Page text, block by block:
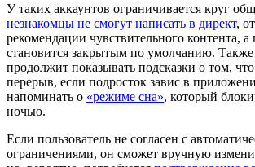
У таких аккаунтов ограничивается круг
незнакомцы не смогут написать в директ,
рекомендации чувствительного контента,
становится закрытым по умолчанию. Также
продолжит показывать подсказки о том, что
перерыв, если подросток завис в
напоминать о «режиме сна», который
ночью.
Если пользователь не согласен с
ограничениями, он сможет вручную